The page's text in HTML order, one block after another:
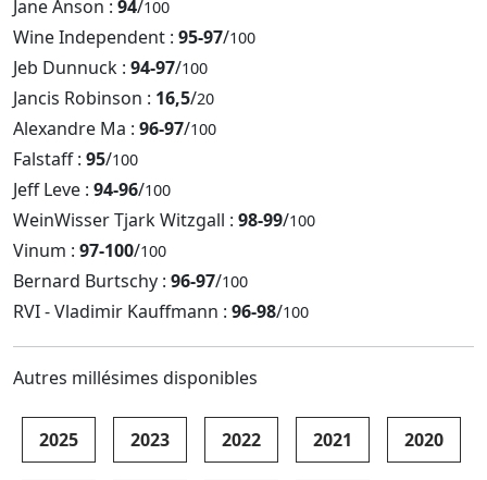
Jane Anson : 94/100
Wine Independent : 95-97/100
Jeb Dunnuck : 94-97/100
Jancis Robinson : 16,5/20
Alexandre Ma : 96-97/100
Falstaff : 95/100
Jeff Leve : 94-96/100
WeinWisser Tjark Witzgall : 98-99/100
Vinum : 97-100/100
Bernard Burtschy : 96-97/100
RVI - Vladimir Kauffmann : 96-98/100
Autres millésimes disponibles
2025 2023 2022 2021 2020